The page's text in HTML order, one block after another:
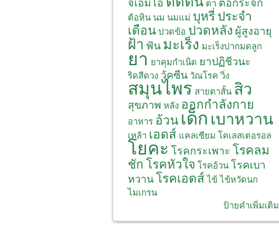
จีเอ็มโอ
ตา ต้อกระจก
ต้อหิน นม นมแม่ บุหรี่ ประจำ
เดือน ปวดข้อ ปวดหลัง ผู้สูงอายุ
ฝ้า ฟัน มะเร็ง มะเร็งปากมดลูก
ยา ยาคุมกำเนิด ยาปฏิชีวนะ
ริดสีดวง วัคซีน วัณโรค วิ่ง
สมุนไพร สายตาสั้น สิว
สุขภาพ หลัง ออกกำลังกาย
อาหาร อ้วน เด็ก เบาหวาน
เหล้า เอดส์ แคลเซียม โคเลสเตอรอล
โยคะ โรคกระเพาะ โรคลม
ชัก โรคหัวใจ โรคอ้วน โรคเบา
หวาน โรคเอดส์ ไข้ ไข้หวัดนก
ไมเกรน
ป้ายคำเพิ่มเติม